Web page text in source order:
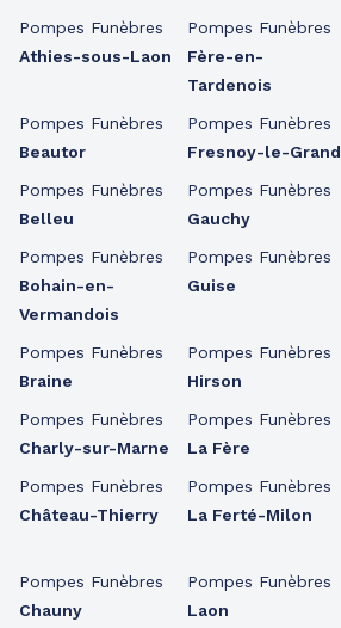
Pompes Funèbres
Athies-sous-Laon
Pompes Funèbres
Beautor
Pompes Funèbres
Belleu
Pompes Funèbres
Bohain-en-
Vermandois
Pompes Funèbres
Braine
Pompes Funèbres
Charly-sur-Marne
Pompes Funèbres
Château-Thierry
Pompes Funèbres
Chauny
Pompes Funèbres
Fère-en-
Tardenois
Pompes Funèbres
Fresnoy-le-Grand
Pompes Funèbres
Gauchy
Pompes Funèbres
Guise
Pompes Funèbres
Hirson
Pompes Funèbres
La Fère
Pompes Funèbres
La Ferté-Milon
Pompes Funèbres
Laon